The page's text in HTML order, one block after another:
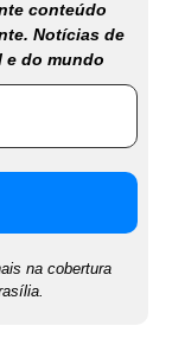
conteúdo
Notícias de
e do mundo
na cobertura